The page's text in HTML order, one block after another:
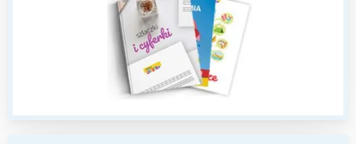
Warszawa
Trójmiasto
Śląsk
Kraków
Południe
Północ